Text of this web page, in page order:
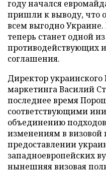
году начался
пришли к выводу, что
всем выгодно
теперь станет одной
противодействующих
соглашения.
Директор
маркетинга Василий
последнее время
соответствующими
объединению
изменениям в визовой
предоставлении
западноевропейских
нынешняя визовая